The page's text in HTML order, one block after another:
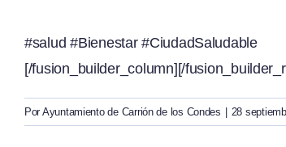
#salud #Bienestar #CiudadSaludable
[/fusion_builder_column][/
Por Ayuntamiento de Carrión de los Condes 28